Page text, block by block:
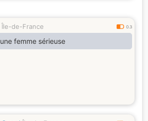
Île-de-France 0.3
femme sérieuse